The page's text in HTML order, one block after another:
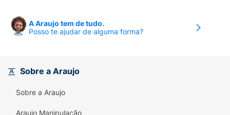
A Araujo tem de tudo.
Posso te ajudar de alguma forma?
Sobre a Araujo
Sobre a Araujo
Araujo Manipulação